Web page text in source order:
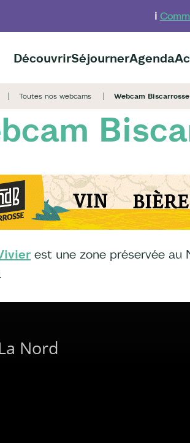
ℹ️
DécouvrirSéjournerAgenda
Toutes nos webcams Webcam
est une zone préservée au